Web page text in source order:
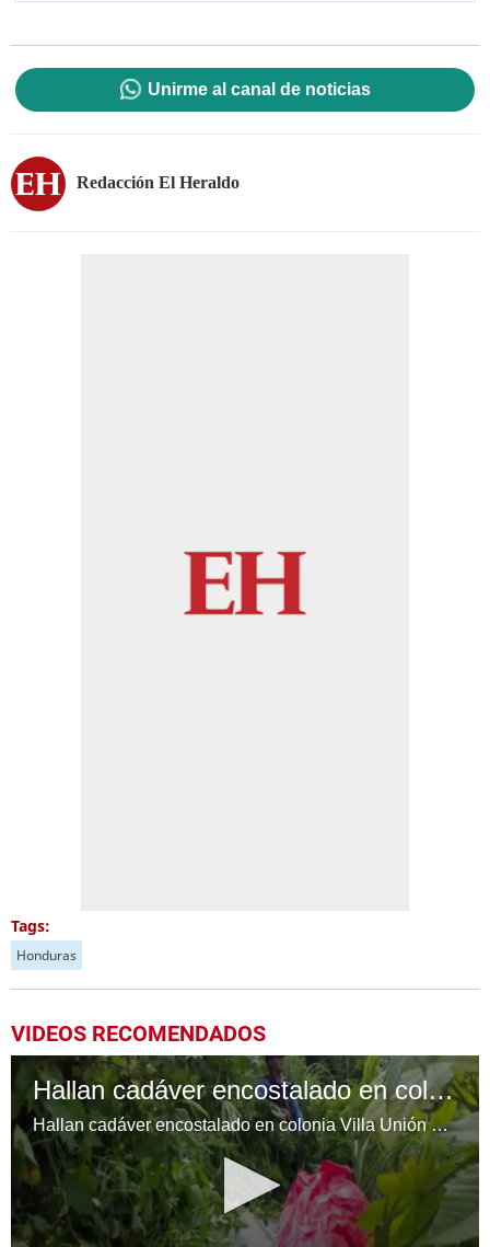
Unirme al canal de noticias
Redacción El Heraldo
Tags:
Honduras
VIDEOS RECOMENDADOS
Hallan cadáver encostalado en colonia Villa Unión de la capital de Honduras
Hallan cadáver encostalado en colonia Villa Unión de la capital de Honduras